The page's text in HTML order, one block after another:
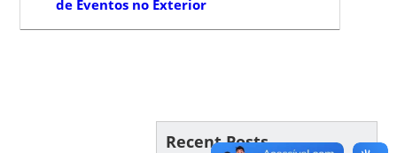
de Eventos no Exterior
Recent Posts